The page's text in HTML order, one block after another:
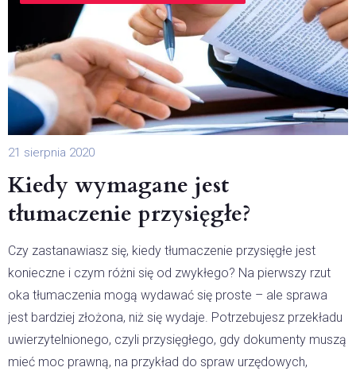
Kiedy wymagane jest
tłumaczenie przysięgłe?
Czy zastanawiasz się, kiedy tłumaczenie przysięgłe jest
konieczne i czym różni się od zwykłego? Na pierwszy rzut
oka tłumaczenia mogą wydawać się proste – ale sprawa
jest bardziej złożona, niż się wydaje. Potrzebujesz przekładu
uwierzytelnionego, czyli przysięgłego, gdy dokumenty muszą
mieć moc prawną, na przykład do spraw urzędowych,
21 sierpnia 2020